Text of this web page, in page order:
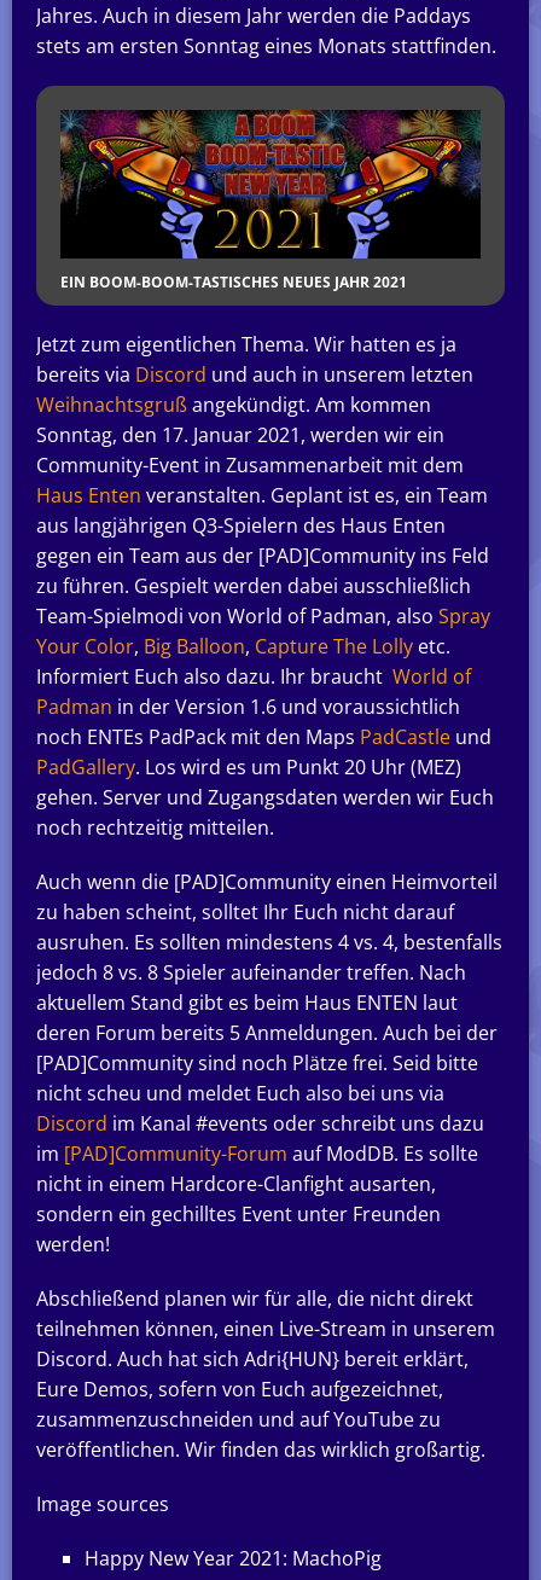
Jahres. Auch in diesem Jahr werden die Paddays
stets am ersten Sonntag eines Monats stattfinden.
EIN BOOM-BOOM-TASTISCHES NEUES JAHR 2021
Jetzt zum eigentlichen Thema. Wir hatten es ja
bereits via Discord und auch in unserem letzten
Weihnachtsgrußangekündigt. Am kommen
Sonntag, den 17. Januar 2021, werden wir ein
Community-Event in Zusammenarbeit mit dem
Haus Enten veranstalten. Geplant ist es, ein Team
aus langjährigen Q3-Spielern des Haus Enten
gegen ein Team aus der [PAD]Community ins Feld
zu führen. Gespielt werden dabei ausschließlich
Team-Spielmodi von World of Padman, also Spray
Your Color, Big Balloon, Capture The Lolly etc.
Informiert Euch also dazu. Ihr braucht World of
Padman in der Version 1.6 und voraussichtlich
noch ENTEs PadPack mit den Maps PadCastle und
PadGallery. Los wird es um Punkt 20 Uhr (MEZ)
gehen. Server und Zugangsdaten werden wir Euch
noch rechtzeitig mitteilen.
Auch wenn die [PAD]Community einen Heimvorteil
zu haben scheint, solltet Ihr Euch nicht darauf
ausruhen. Es sollten mindestens 4 vs. 4, bestenfalls
jedoch 8 vs. 8 Spieler aufeinander treffen. Nach
aktuellem Stand gibt es beim Haus ENTEN laut
deren Forum bereits 5 Anmeldungen. Auch bei der
[PAD]Community sind noch Plätze frei. Seid bitte
nicht scheu und meldet Euch also bei uns via
Discord im Kanal #events oder schreibt uns dazu
im [PAD]Community-Forum auf ModDB. Es sollte
nicht in einem Hardcore-Clanfight ausarten,
sondern ein gechilltes Event unter Freunden
werden!
Abschließend planen wir für alle, die nicht direkt
teilnehmen können, einen Live-Stream in unserem
Discord. Auch hat sich Adri{HUN} bereit erklärt,
Eure Demos, sofern von Euch aufgezeichnet,
zusammenzuschneiden und auf YouTube zu
veröffentlichen. Wir finden das wirklich großartig.
Image sources
Happy New Year 2021: MachoPig